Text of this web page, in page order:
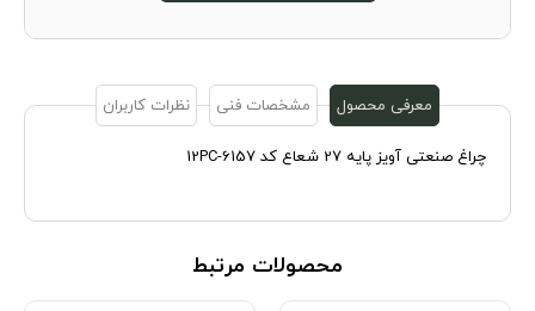
معرفی محصول مشخصات فنی نظرات کاربران
چراغ صنعتی آویز پایه 27 شعاع کد 6157-12PC
محصولات مرتبط